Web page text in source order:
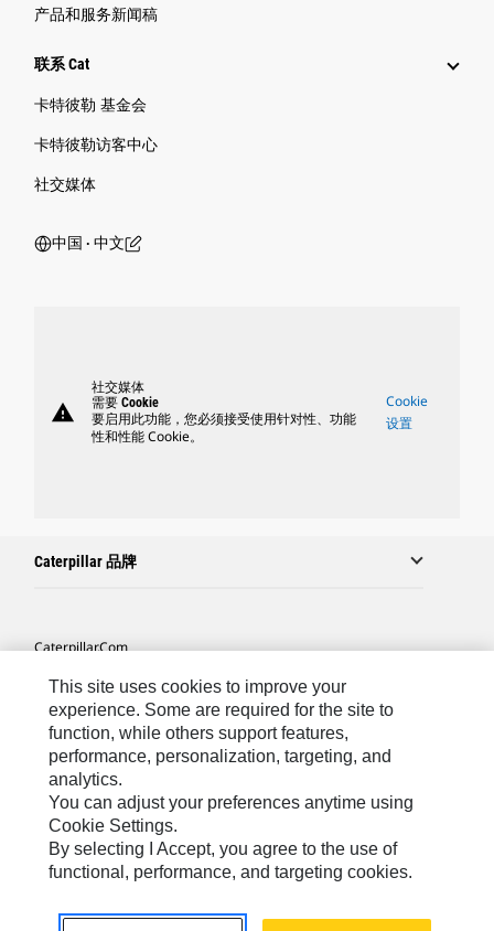
产品和服务新闻稿
联系 Cat
卡特彼勒 基金会
卡特彼勒访客中心
社交媒体
中国 ‧ 中文
warning
社交媒体
需要 Cookie
要启用此功能，您必须接受使用针对性、功能
性和性能 Cookie。
Cookie
设置
Caterpillar 品牌
Caterpillar.com
联系 Caterpillar
站点地图
Cookie Settings
法律
隐私
Asia-Chinese© 2026 Caterpillar. 保留所有权利.
This site uses cookies to improve your
experience. Some are required for the site to
function, while others support features,
performance, personalization, targeting, and
analytics.
You can adjust your preferences anytime using
Cookie Settings.
By selecting I Accept, you agree to the use of
functional, performance, and targeting cookies.